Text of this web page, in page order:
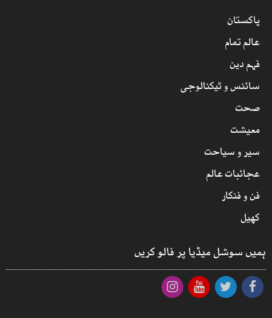
پاکستان
عالم تمام
فہم دین
سائنس و ٹیکنالوجی
صحت
معیشت
سیر و سیاحت
عجائبات عالم
فن و فنکار
کھیل
ہمیں سوشل میڈیا پر فالو کریں